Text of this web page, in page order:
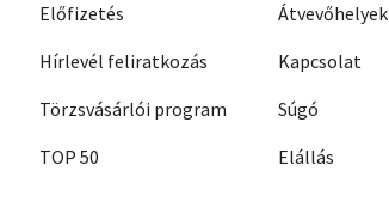
Előfizetés
Hírlevél feliratkozás
Törzsvásárlói program
TOP 50
Átvevőhelyek
Kapcsolat
Súgó
Elállás